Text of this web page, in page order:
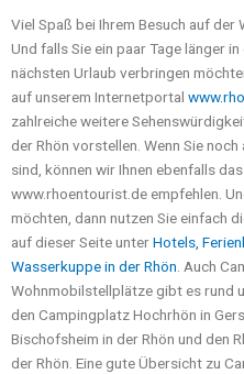
Viel Spaß bei Ihrem Besuch auf der
Und falls Sie ein paar Tage länger
nächsten Urlaub verbringen
auf unserem Internetportal
zahlreiche weitere
der Rhön vorstellen. Wenn Sie
sind, können wir Ihnen ebenfalls
www.rhoentourist.de empfehlen.
möchten, dann nutzen Sie einfach
auf dieser Seite unterHotels,
Wasserkuppe in der Rhön . Auch
Wohnmobilstellplätze gibt es rund
den Campingplatz Hochrhön in
Bischofsheim in der Rhön und den
der Rhön. Eine gute Übersicht zu